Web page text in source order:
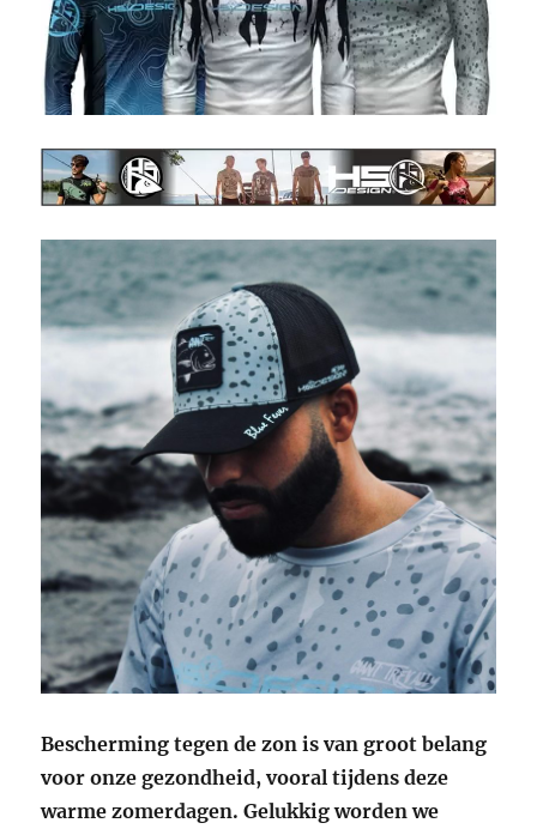
Bescherming tegen de zon is van groot belang
voor onze gezondheid, vooral tijdens deze
warme zomerdagen. Gelukkig worden we